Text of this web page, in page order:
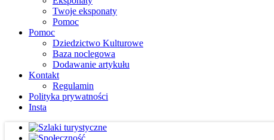
Twoje eksponaty
Pomoc
Pomoc
Dziedzictwo Kulturowe
Baza noclegowa
Dodawanie artykułu
Kontakt
Regulamin
Polityka prywatności
Insta